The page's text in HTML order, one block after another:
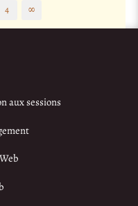
4 ∞
aux sessions